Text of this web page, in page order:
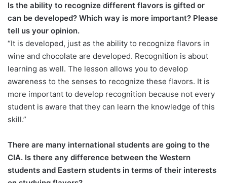
Is the ability to recognize different flavors is gifted or
can be developed? Which way is more important? Please
tell us your opinion.
“It is developed, just as the ability to recognize flavors in
wine and chocolate are developed. Recognition is about
learning as well. The lesson allows you to develop
awareness to the senses to recognize these flavors. It is
more important to develop recognition because not every
student is aware that they can learn the knowledge of this
skill.”
There are many international students are going to the
CIA. Is there any difference between the Western
students and Eastern students in terms of their interests